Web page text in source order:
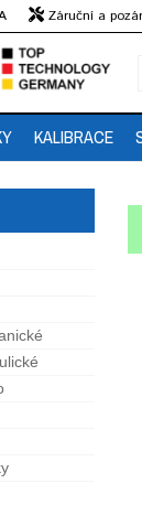
Záruční a
KALIBRACE